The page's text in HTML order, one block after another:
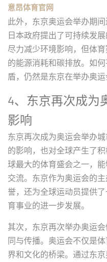
意昂体育官网
此外，东京奥运会举办期
日本政府提出了可持续发
尽力减少环境影响，但体
的能源消耗和碳排放。如
盾，仍然是东京在举办奥
4、东京再次成为
影响
东京再次成为奥运会举办
的影响，也对全球产生了
球最大的体育盛会之一，
交流。东京作为奥运会的
誉，还为全球运动员提供
育事业的进一步发展。
其次，东京再次举办奥运
同与传播。奥运会不仅是
界和文化的桥梁。通过东